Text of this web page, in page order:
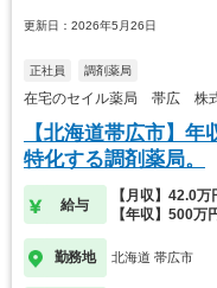
更新日：2026年5月26日
正社員 調剤薬局
在宅のセイル薬局 帯広 株式
【北海道帯広市】
特化する調剤薬局。
給与
【月収】42.0
【年収】500万
勤務地 北海道 帯広市